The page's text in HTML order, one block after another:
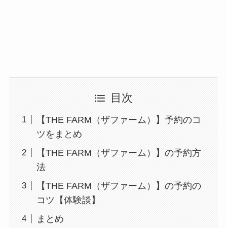
目次
【THE FARM（ザファーム）】予約のコ
ツをまとめ
【THE FARM（ザファーム）】の予約方
法
【THE FARM（ザファーム）】の予約の
コツ【体験談】
まとめ